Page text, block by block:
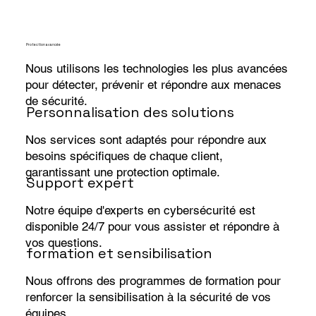
Nous utilisons les technologies les plus avancées
pour détecter, prévenir et répondre aux menaces
de sécurité.
Protection avancée
Nos services sont adaptés pour répondre aux
besoins spécifiques de chaque client,
garantissant une protection optimale.
Personnalisation des solutions
Notre équipe d'experts en cybersécurité est
disponible 24/7 pour vous assister et répondre à
vos questions.
Support expert
Nous offrons des programmes de formation pour
renforcer la sensibilisation à la sécurité de vos
formation et sensibilisation